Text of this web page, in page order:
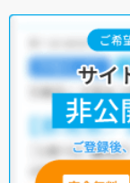
う求人を提案させて
京都市下京区の臨床
積極採用中・残業
病院 ・ クリニッ
他の条件でも人気の
いただくか、お気軽
全国の臨床検査技師求人